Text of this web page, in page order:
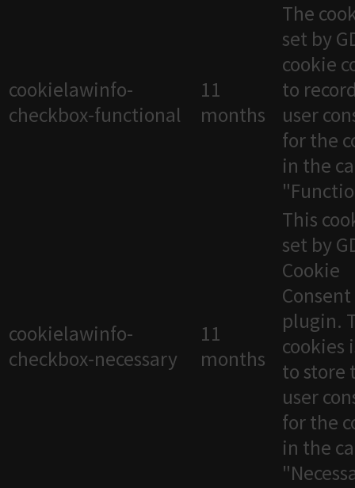
cookielawinfo-
checkbox-functional
11
months
The
set by
cookie
to
user
for the
in the
cookielawinfo-
checkbox-necessary
11
months
This
set by
Cookie
Consent
plugin.
cookies
to store
user
for the
in the